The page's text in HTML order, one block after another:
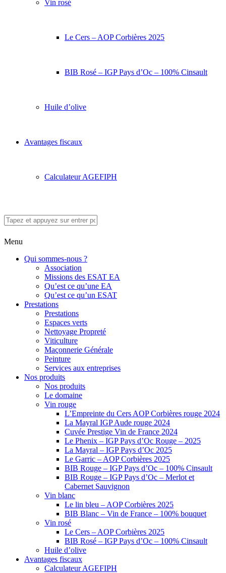
Vin rosé
Le Cers – AOP Corbières 2025
BIB Rosé – IGP Pays d’Oc – 100% Cinsault
Huile d’olive
Avantages fiscaux
Calculateur AGEFIPH
Menu
Qui sommes-nous ?
Association
Missions des ESAT EA
Qu’est ce qu’une EA
Qu’est ce qu’un ESAT
Prestations
Prestations
Espaces verts
Nettoyage Propreté
Viticulture
Maçonnerie Générale
Peinture
Services aux entreprises
Nos produits
Nos produits
Le domaine
Vin rouge
L’Empreinte du Cers AOP Corbières rouge 2024
La Mayral IGP Aude rouge 2024
Cuvée Prestige Vin de France 2024
Le Phenix – IGP Pays d’Oc Rouge – 2025
La Mayral – IGP Pays d’Oc 2025
Le Garric – AOP Corbières 2025
BIB Rouge – IGP Pays d’Oc – 100% Cinsault
BIB Rouge – IGP Pays d’Oc – Merlot et
Cabernet Sauvignon
Vin blanc
Le lin bleu – AOP Corbières 2025
BIB Blanc – Vin de France – 100% bouquet
Vin rosé
Le Cers – AOP Corbières 2025
BIB Rosé – IGP Pays d’Oc – 100% Cinsault
Huile d’olive
Avantages fiscaux
Calculateur AGEFIPH